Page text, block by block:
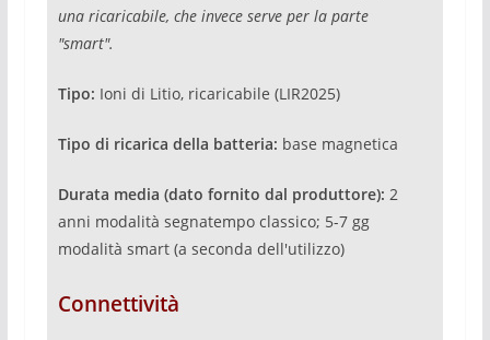
una ricaricabile, che invece serve per la parte
"smart".
Tipo: Ioni di Litio, ricaricabile (LIR2025)
Tipo di ricarica della batteria: base magnetica
Durata media (dato fornito dal produttore): 2
anni modalità segnatempo classico; 5-7 gg
modalità smart (a seconda dell'utilizzo)
Connettività